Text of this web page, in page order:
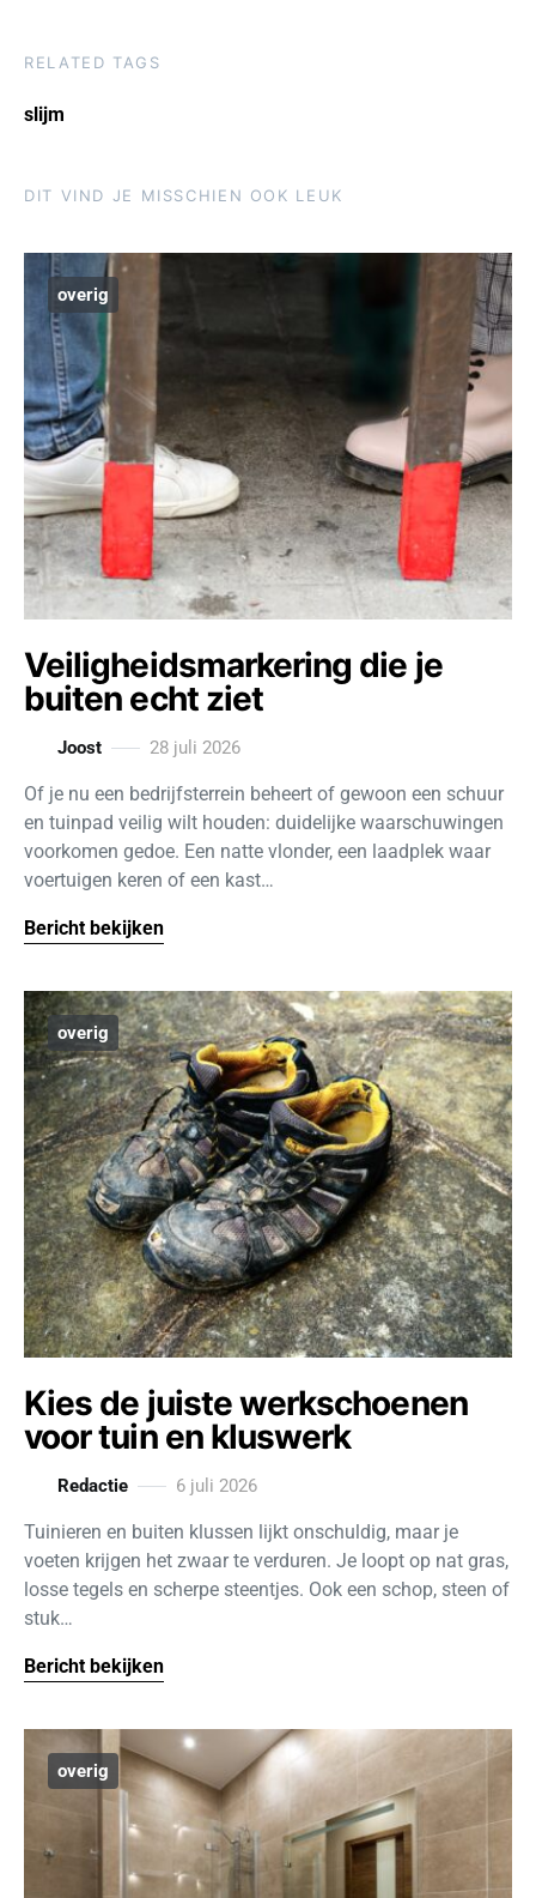
RELATED TAGS
slijm
DIT VIND JE MISSCHIEN OOK LEUK
overig
Veiligheidsmarkering die je
buiten echt ziet
Joost 28 juli 2026
Of je nu een bedrijfsterrein beheert of gewoon een schuur
en tuinpad veilig wilt houden: duidelijke waarschuwingen
voorkomen gedoe. Een natte vlonder, een laadplek waar
voertuigen keren of een kast…
Bericht bekijken
overig
Kies de juiste werkschoenen
voor tuin en kluswerk
Redactie 6 juli 2026
Tuinieren en buiten klussen lijkt onschuldig, maar je
voeten krijgen het zwaar te verduren. Je loopt op nat gras,
losse tegels en scherpe steentjes. Ook een schop, steen of
stuk…
Bericht bekijken
overig